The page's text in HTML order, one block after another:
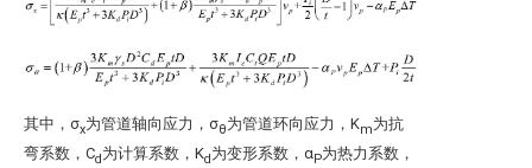
其中，σx为管道轴向应力，σθ为管道环向应力，Km为抗
弯系数，Cd为计算系数，Kd为变形系数，αP为热力系数，